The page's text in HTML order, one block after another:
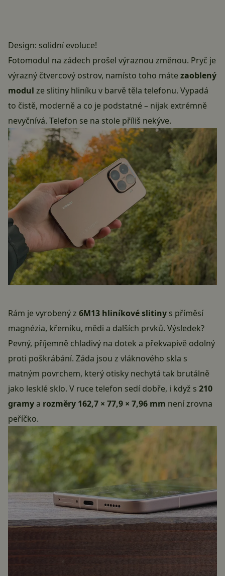
Design: solidní evoluce!
Fotomodul na zádech prošel výraznou změnou. Pryč je
výrazný čtvercový ostrov, namísto toho mátezaoblený
modul ze slitiny hliníku v barvě těla telefonu. Vypadá
to čistě, moderně a co je podstatné – nijak extrémně
nevyčnívá. Telefon se na stole příliš nekýve.
Rám je vyrobený z 6M13 hliníkové slitiny s příměsí
magnézia, křemíku, mědi a dalších prvků. Výsledek?
Pevný, příjemně chladivý na dotek a překvapivě odolný
proti poškrábání. Záda jsou z vláknového skla s
matným povrchem, který otisky nechytá tak brutálně
jako lesklé sklo. V ruce telefon sedí dobře, i když s 210
gramya rozměry 162,7 × 77,9 × 7,96 mm není zrovna
peříčko.